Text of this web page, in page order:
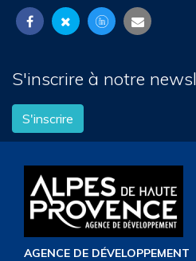
S'inscrire à notre
S'inscrire
AGENCE DE DÉVELOPPEMENT